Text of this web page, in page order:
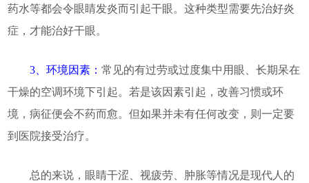
药水等都会令眼睛发炎而引起干眼。这种类型需要先治好炎
症，才能治好干眼。
3、环境因素： 常见的有过劳或过度集中用眼、长期呆在
干燥的空调环境下引起。若是该因素引起，改善习惯或环
境，病征便会不药而愈。但如果并未有任何改变，则一定要
到医院接受治疗。
总的来说，眼睛干涩、视疲劳、肿胀等情况是现代人的